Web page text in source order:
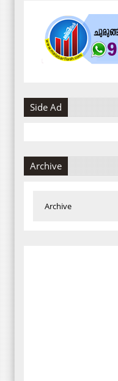
Side Ad
Archive